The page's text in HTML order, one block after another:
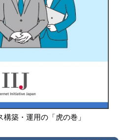
築・運用の「虎の巻」